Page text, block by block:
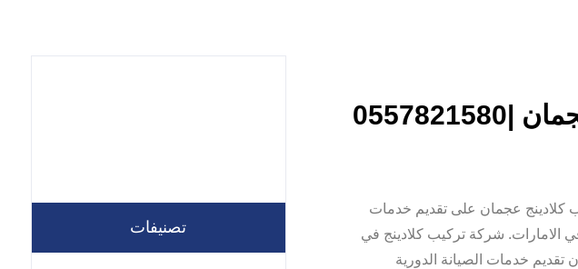
عجمان على تقديم خدمات
الامارات. شركة تركيب كلادينج في
خدمات الصيانة الدورية
تصنيفات